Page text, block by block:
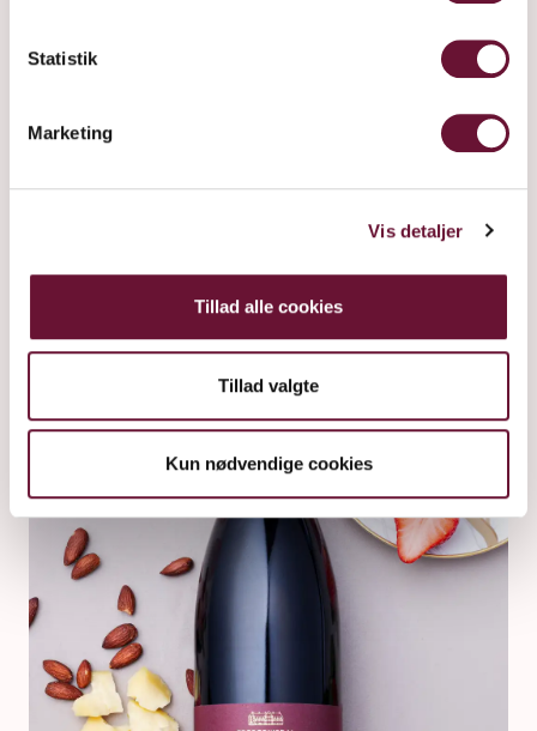
Statistik
Marketing
Vis detaljer
Tillad alle cookies
Tillad valgte
Kun nødvendige cookies